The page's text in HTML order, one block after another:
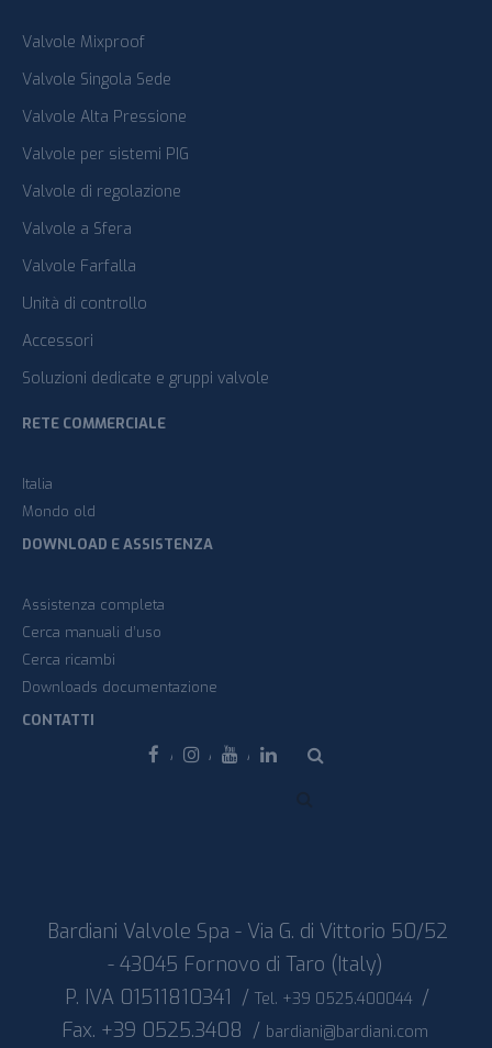
Valvole Mixproof
Valvole Singola Sede
Valvole Alta Pressione
Valvole per sistemi PIG
Valvole di regolazione
Valvole a Sfera
Valvole Farfalla
Unità di controllo
Accessori
Soluzioni dedicate e gruppi valvole
RETE COMMERCIALE
Italia
Mondo old
DOWNLOAD E ASSISTENZA
Assistenza completa
Cerca manuali d’uso
Cerca ricambi
Downloads documentazione
CONTATTI
Bardiani Valvole Spa - Via G. di Vittorio 50/52
- 43045 Fornovo di Taro (Italy)
P. IVA 01511810341 / Tel. +39 0525.400044 /
Fax. +39 0525.3408 / bardiani@bardiani.com